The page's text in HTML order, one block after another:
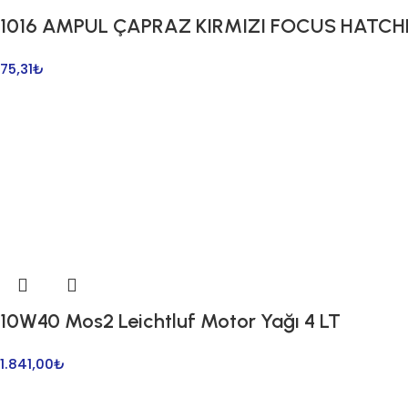
1016 AMPUL ÇAPRAZ KIRMIZI FOCUS
75,31₺
10W40 Mos2 Leichtluf Motor Yağı 4 LT
1.841,00₺